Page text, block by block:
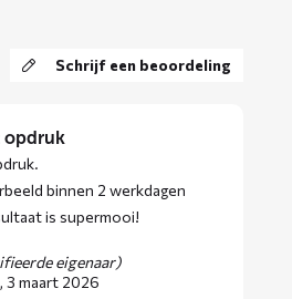
Schrijf een beoordeling
opdruk
binnen 2 werkdagen
is supermooi!
eigenaar)
3 maart 2026